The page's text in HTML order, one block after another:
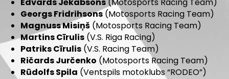
Edvards Jēkabsons (Motosports Racing Team)
Georgs Fridrihsons (Motosports Racing Team)
Magnuss Misiņš (Motosports Racing Team)
Martins Cīrulis (V.S. Riga Racing)
Patriks Cīrulis (V.S. Racing Team)
Ričards Jurčenko (Motosports Racing Team)
Rūdolfs Spila (Ventspils motoklubs “RODEO”)